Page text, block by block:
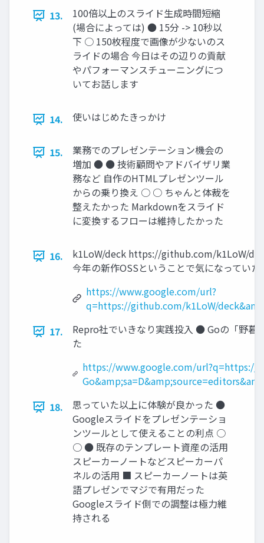
13.
100倍以上のスライド生成時間短縮
(場合によっては) ● 15分 -> 10秒以
下 ○ 150枚程度で画像が少ないのス
ライドの場合 今日はその辺りの貢献
やパフォーマンスチューニングにつ
いてお話します
14. 使いはじめたきっかけ
15.
業務でのプレゼンテーション機会の
増加 ● ● 技術顧問やアドバイザリ業
務など 自作のHTMLプレゼンツール
からの乗り換え ○ ○ ちゃんと体裁を
整えたかった Markdownをスライド
に変換するフローは維持したかった
16.
k1LoW/deck https://github.com/k1LoW/
今年の新作OSSということで気になってい
https://www.google.com/url?
q=https://github.com/k1LoW/
17.
Repro社でいきなり実践投入 ● Goの「野暮
た
https://www.google.com/url?q=https://
18.
思っていた以上に体験が良かった ●
Googleスライドをプレゼンテーショ
ンツールとして使えることの利点 ○
○ ● 既存のテンプレート資産の活用
スピーカーノートなどスピーカーパ
ネルの活用 ■ スピーカーノートは英
語プレゼンでマジで有用だった
Googleスライド側での調整は極力維
持される